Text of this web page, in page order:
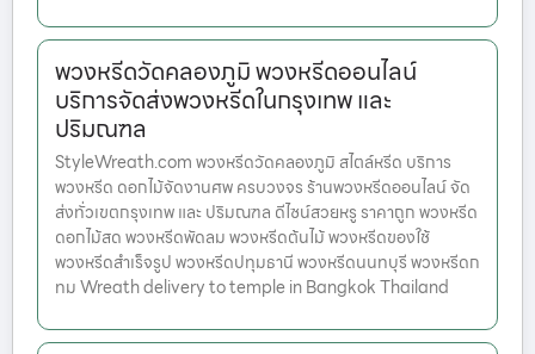
พวงหรีดวัดคลองภูมิ พวงหรีดออนไลน์
บริการจัดส่งพวงหรีดในกรุงเทพ และ
ปริมณฑล
StyleWreath.com พวงหรีดวัดคลองภูมิ สไตล์หรีด บริการ
พวงหรีด ดอกไม้จัดงานศพ ครบวงจร ร้านพวงหรีดออนไลน์ จัด
ส่งทั่วเขตกรุงเทพ และ ปริมณฑล ดีไซน์สวยหรู ราคาถูก พวงหรีด
ดอกไม้สด พวงหรีดพัดลม พวงหรีดต้นไม้ พวงหรีดของใช้
พวงหรีดสำเร็จรูป พวงหรีดปทุมธานี พวงหรีดนนทบุรี พวงหรีดก
ทม Wreath delivery to temple in Bangkok Thailand